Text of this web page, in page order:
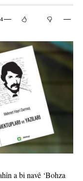
a bi navê ‘Bohza